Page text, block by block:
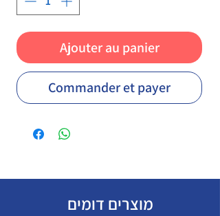
Ajouter au panier
Commander et payer
מוצרים דומים